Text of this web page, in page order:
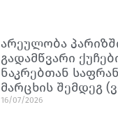
არეულობა
გადამწვარი
ნაკრებთან
მარცხის შემდეგ
16/07/2026